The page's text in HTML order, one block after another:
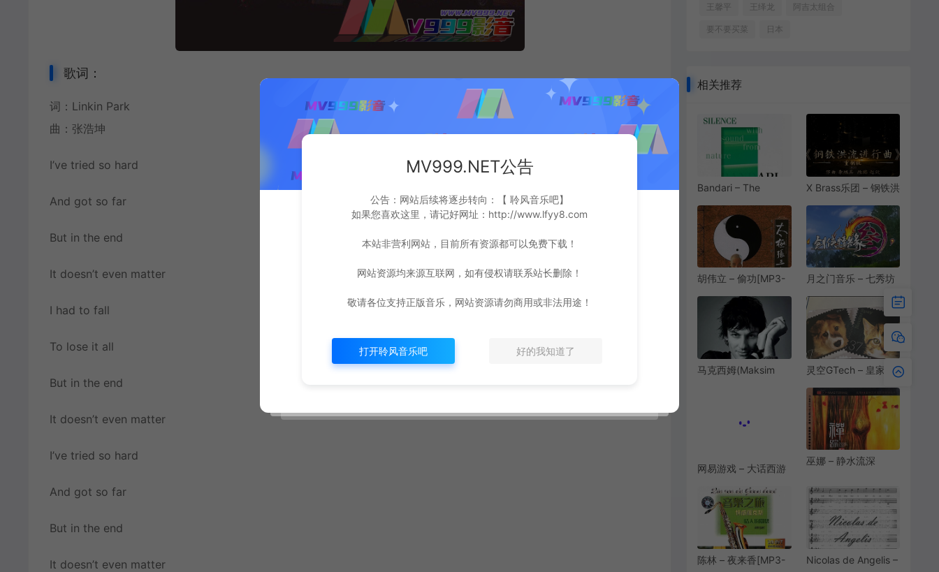
歌词：
词：Linkin Park
曲：张浩坤
I’ve tried so hard
And got so far
But in the end
It doesn’t even matter
I had to fall
To lose it all
But in the end
It doesn’t even matter
I’ve tried so hard
And got so far
But in the end
It doesn’t even matter
王馨平 王绎龙 阿吉太组合
要不要买菜 日本
相关推荐
Bandari – The
(寂静之声)
[MP3/FLAC][320K]
[8.88M/23.0M]
X Brass乐团 – 钢铁洪
版)[MP3-
320K/FLAC]
[11.5M/31.8M]
胡伟立 – 偷功[MP3-
[4.04M/9.71M]
月之门音乐 – 七秀坊
[5.44M/12.4M]
马克西姆(Maksim
[7.41M/19.7M]
灵空GTech – 皇家萌
320K/FLAC]
[8.89M/17.7M]
网易游戏 – 大话西游
320K][9.55M]
巫娜 – 静水流深
[11.3M/29.4M]
陈林 – 夜来香[MP3-
Nicolas de Angelis –
MV999.NET公告
公告：网站后续将逐步转向：【 聆风音乐吧】
如果您喜欢这里，请记好网址：http://www.lfyy8.com
本站非营利网站，目前所有资源都可以免费下载！
网站资源均来源互联网，如有侵权请联系站长删除！
敬请各位支持正版音乐，网站资源请勿商用或非法用途！
打开聆风音乐吧 好的我知道了